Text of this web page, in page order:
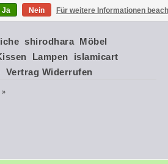
shirodhara Möbel
Lampen
islamicart
Vertrag Widerrufen
»
Ja Nein Für weitere Informationen